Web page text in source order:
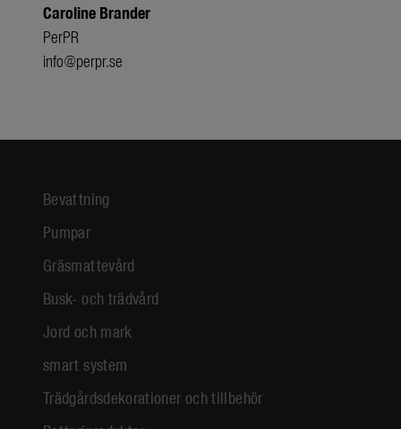
Caroline Brander
PerPR
info@perpr.se
Bevattning
Pumpar
Gräsmattevård
Busk- och trädvård
Jord och mark
smart system
Trädgårdsdekorationer och tillbehör